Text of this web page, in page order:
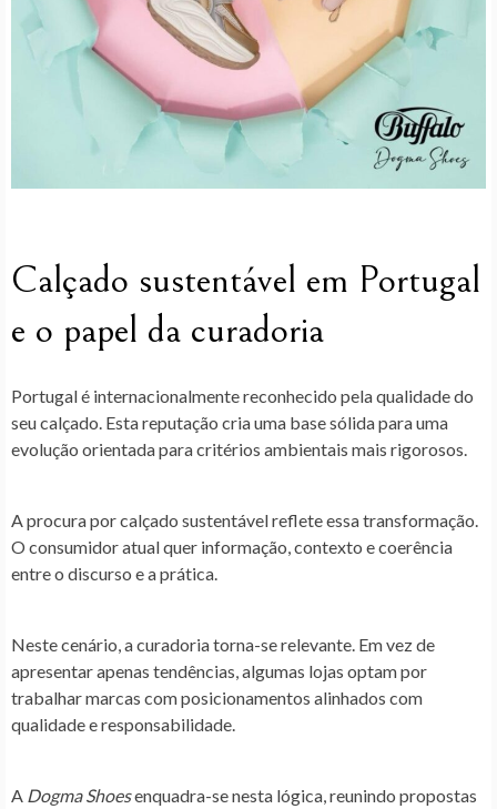
Calçado sustentável em Portugal
e o papel da curadoria
Portugal é internacionalmente reconhecido pela qualidade do
seu calçado. Esta reputação cria uma base sólida para uma
evolução orientada para critérios ambientais mais rigorosos.
A procura por calçado sustentável reflete essa transformação.
O consumidor atual quer informação , contexto e coerência
entre o discurso e a prática.
Neste cenário, a curadoria torna-se relevante. Em vez de
apresentar apenas tendências, algumas lojas optam por
trabalhar marcas com posicionamentos alinhados com
qualidade e responsabilidade.
A Dogma Shoesenquadra-se nesta lógica, reunindo propostas